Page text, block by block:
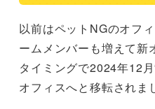
以前はペットNGのオフ
ームメンバーも増えて新
タイミングで2024年12
オフィスへと移転されま